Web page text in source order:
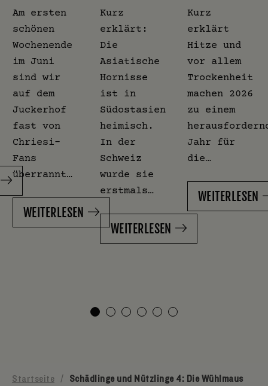
Am ersten
schönen
Wochenende
im Juni
sind wir
auf dem
Juckerhof
fast von
Chriesi-
Fans
überrannt…
WEITERLESEN
Kurz
erklärt:
Die
Asiatische
Hornisse
ist in
Südostasien
heimisch.
In der
Schweiz
wurde sie
erstmals…
WEITERLESEN
Kurz
erklärt
Hitze und
vor allem
Trockenheit
machen 2026
zu einem
Jahr für
die…
WEITERLESEN
Startseite / Schädlinge und Nützlinge 4: Die Wühlmaus